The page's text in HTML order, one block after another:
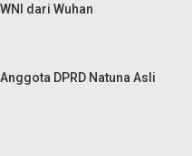
dari Wuhan
DPRD Natuna Asli